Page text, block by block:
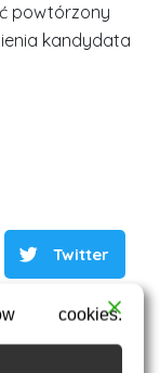
powtórzony
kandydata
Twitter
Email
cookies.